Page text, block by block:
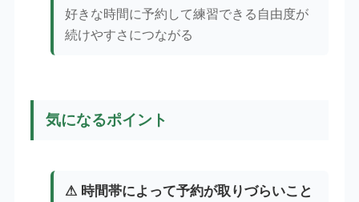
好きな時間に予約して練習できる自由度が
続けやすさにつながる
気になるポイント
⚠ 時間帯によって予約が取りづらいこと